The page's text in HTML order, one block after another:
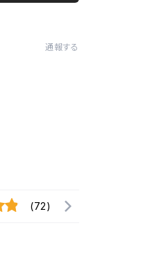
通報する
(72)